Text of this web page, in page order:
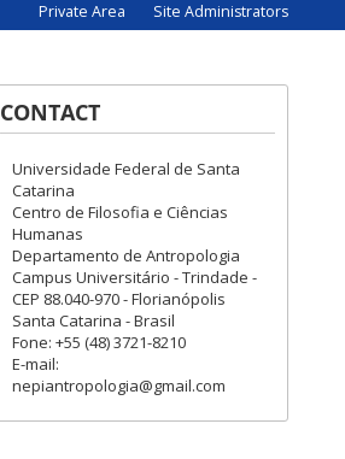
Private Area Site Administrators
CONTACT
Universidade Federal de Santa
Catarina
Centro de Filosofia e Ciências
Humanas
Departamento de Antropologia
Campus Universitário - Trindade -
CEP 88.040-970 - Florianópolis
Santa Catarina - Brasil
Fone: +55 (48) 3721-8210
E-mail:
nepiantropologia@gmail.com